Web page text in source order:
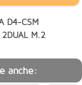
D4-CSM
M.2
anche: